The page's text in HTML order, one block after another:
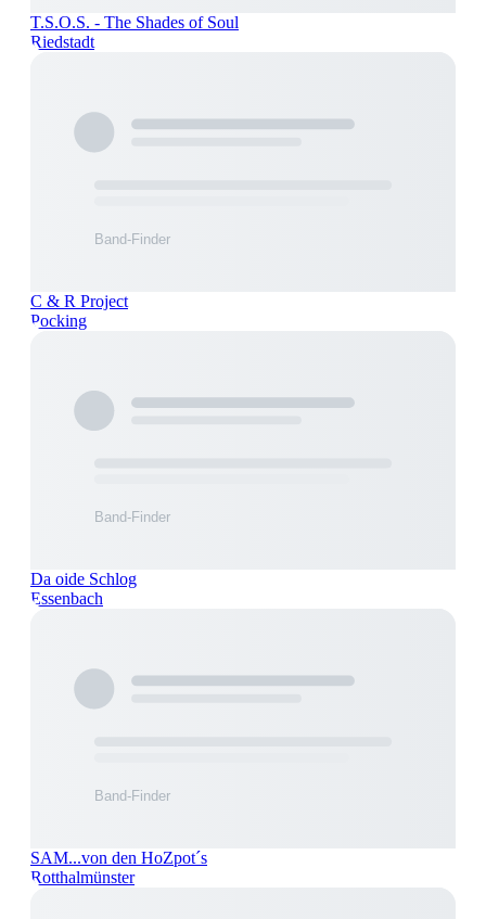
T.S.O.S. - The Shades of Soul
Riedstadt
C & R Project
Pocking
Da oide Schlog
Essenbach
SAM...von den HoZpot´s
Rotthalmünster